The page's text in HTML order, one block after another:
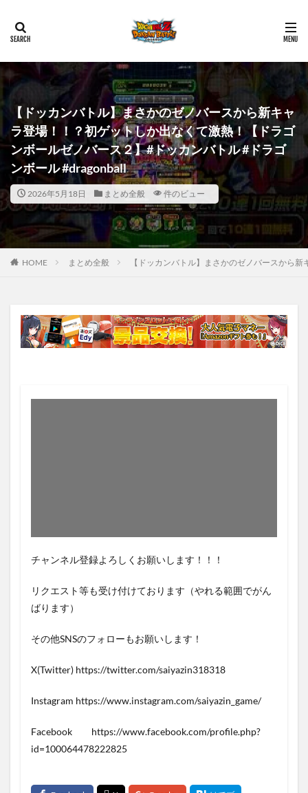
【ドッカンバトル】まさかのゼノバースから新キャ
ラ登場！！？初ゲットしか出なくて激熱！【ドラゴ
ンボールゼノバース２】#ドッカンバトル #ドラゴ
ンボール #dragonball
2026年5月18日 まとめ全般 件のビュー
HOME まとめ全般 【ドッカンバトル】まさかのゼノバースから
チャンネル登録よろしくお願いします！！！
リクエスト等も受け付けております（やれる範囲でがん
ばります）
その他SNSのフォローもお願いします！
X(Twitter) https://twitter.com/saiyazin318318
Instagram https://www.instagram.com/saiyazin_game/
Facebook https://www.facebook.com/profile.php?
id=100064478222825